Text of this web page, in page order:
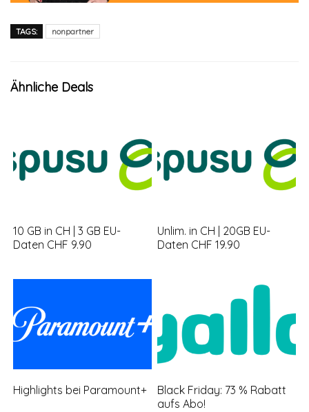
TAGS: nonpartner
Ähnliche Deals
10 GB in CH | 3 GB EU-
Daten CHF 9.90
Unlim. in CH | 20GB EU-
Daten CHF 19.90
Highlights bei Paramount+
Black Friday: 73 % Rabatt
aufs Abo!